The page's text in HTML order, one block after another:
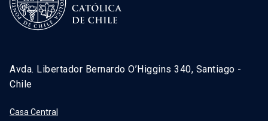
Avda. Libertador Bernardo O’Higgins 340, Santiago -
Chile
Casa Central